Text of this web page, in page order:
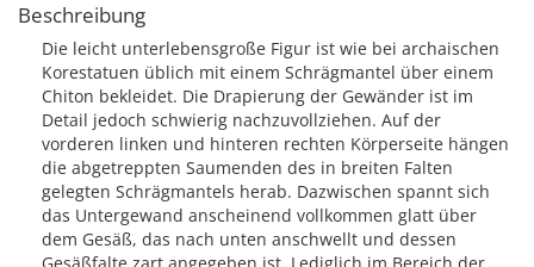
Beschreibung
Die leicht unterlebensgroße Figur ist wie bei archaischen
Korestatuen üblich mit einem Schrägmantel über einem
Chiton bekleidet. Die Drapierung der Gewänder ist im
Detail jedoch schwierig nachzuvollziehen. Auf der
vorderen linken und hinteren rechten Körperseite hängen
die abgetreppten Saumenden des in breiten Falten
gelegten Schrägmantels herab. Dazwischen spannt sich
das Untergewand anscheinend vollkommen glatt über
dem Gesäß, das nach unten anschwellt und dessen